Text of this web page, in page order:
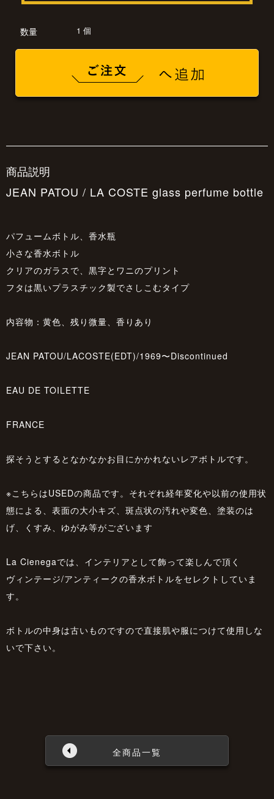
数量 1 個
商品説明
JEAN PATOU / LA COSTE glass perfume bottle
パフュームボトル、香水瓶
小さな香水ボトル
クリアのガラスで、黒字とワニのプリント
フタは黒いプラスチック製でさしこむタイプ
内容物：黄色、残り微量、香りあり
JEAN PATOU/LACOSTE(EDT)/1969〜Discontinued
EAU DE TOILETTE
FRANCE
探そうとするとなかなかお目にかかれないレアボトルです。
※こちらはUSEDの商品です。それぞれ経年変化や以前の使用状
態による、表面の大小キズ、斑点状の汚れや変色、塗装のは
げ、くすみ、ゆがみ等がございます
La Cienegaでは、インテリアとして飾って楽しんで頂く
ヴィンテージ/アンティークの香水ボトルをセレクトしていま
す。
ボトルの中身は古いものですので直接肌や服につけて使用しな
いで下さい。
全商品一覧